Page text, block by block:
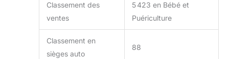
Classement des
ventes
5 423 en Bébé et
Puériculture
Classement en
sièges auto
88